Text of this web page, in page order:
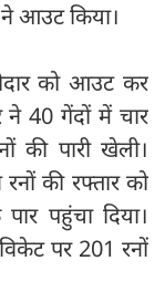
आउट किया।
को आउट कर
ने 40 गेंदों में चार
की पारी खेली।
की रफ्तार को
पहुंचा दिया।
पर 201 रनों